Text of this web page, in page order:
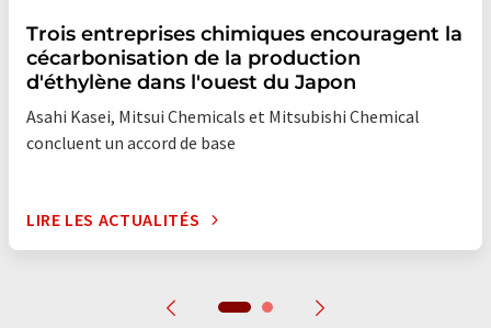
Trois entreprises chimiques encouragent la
cécarbonisation de la production
d'éthylène dans l'ouest du Japon
Asahi Kasei, Mitsui Chemicals et Mitsubishi Chemical
concluent un accord de base
LIRE LES ACTUALITÉS